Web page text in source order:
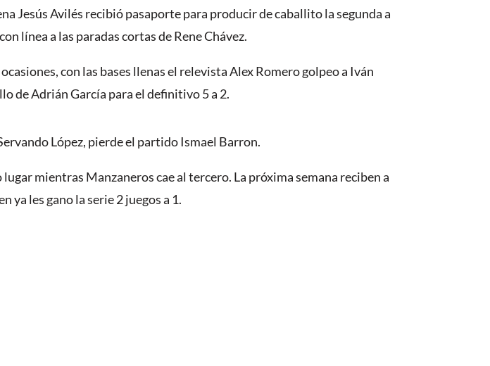
Jesús Avilés recibió pasaporte para producir de caballito la segunda a
línea a las paradas cortas de Rene Chávez.
con las bases llenas el relevista Alex Romero golpeo a Iván
de Adrián García para el definitivo 5 a 2.
López, pierde el partido Ismael Barron.
mientras Manzaneros cae al tercero. La próxima semana reciben a
ya les gano la serie 2 juegos a 1.